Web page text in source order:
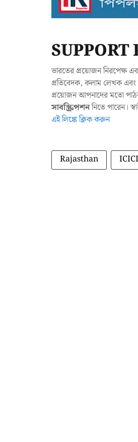
SUPPORT
ভারতের প্রয়োজন নিরপেক্ষ
প্রতিবেদক, কলাম লেখক এবং
প্রয়োজন আপনাদের মতো
সাবস্ক্রিপশননিতে পারেন।
এই লিঙ্কে ক্লিক করুন
Rajasthan